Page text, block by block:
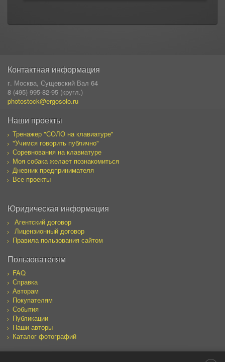
Контактная информация
г. Москва, Сущевский Вал 64
8 (495) 995-82-95 (кругл.)
photostock@ergosolo.ru
Наши проекты
Тренажер "СОЛО на клавиатуре"
"Учимся говорить публично"
Соревнования на клавиатуре
Моя собака желает познакомиться
Дневник предпринимателя
Все проекты
Юридическая информация
Агентский договор
Лицензионный договор
Правила пользования сайтом
Пользователям
FAQ
Справка
Авторам
Покупателям
События
Публикации
Наши авторы
Каталог фотографий